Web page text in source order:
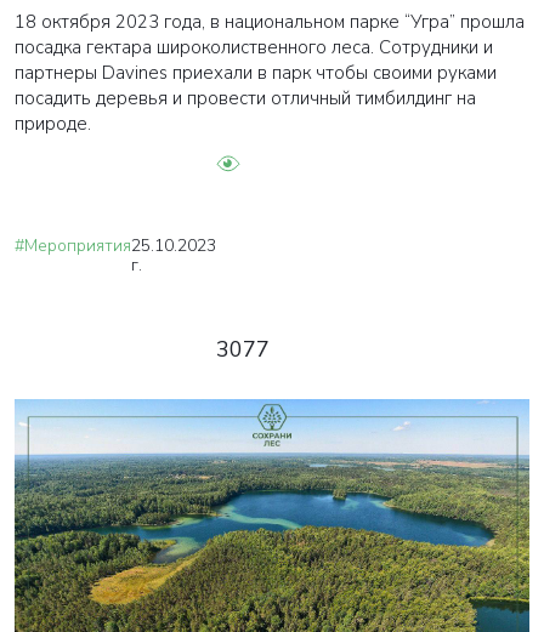
18 октября 2023 года, в национальном парке “Угра” прошла
посадка гектара широколиственного леса. Сотрудники и
партнеры Davines приехали в парк чтобы своими руками
посадить деревья и провести отличный тимбилдинг на
природе.
#Мероприятия25.10.2023
г.
3077